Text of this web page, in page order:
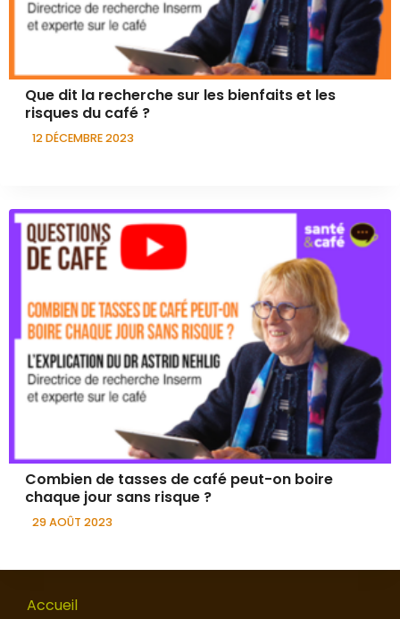
Que dit la recherche sur les bienfaits et les
risques du café ?
12 DÉCEMBRE 2023
Combien de tasses de café peut-on boire
chaque jour sans risque ?
29 AOÛT 2023
Accueil